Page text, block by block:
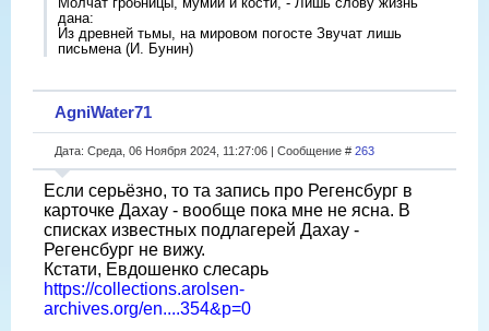
дана:
Из древней тьмы, на мировом погосте Звучат лишь
письмена (И. Бунин)
AgniWater71
Дата: Среда, 06 Ноября 2024, 11:27:06 | Сообщение # 263
Если серьёзно, то та запись про Регенсбург в
карточке Дахау - вообще пока мне не ясна. В
списках известных подлагерей Дахау -
Регенсбург не вижу.
Кстати, Евдошенко слесарь
https://collections.arolsen-
archives.org/en....354&p=0